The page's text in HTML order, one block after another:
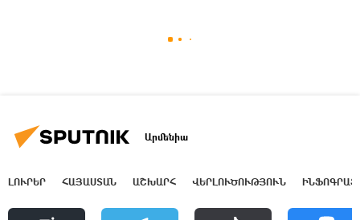
Արմենիա
ԼՈՒՐԵՐ ՀԱՅԱՍՏԱՆ ԱՇԽԱՐՀ ՎԵՐԼՈՒԾՈՒԹՅՈՒՆ